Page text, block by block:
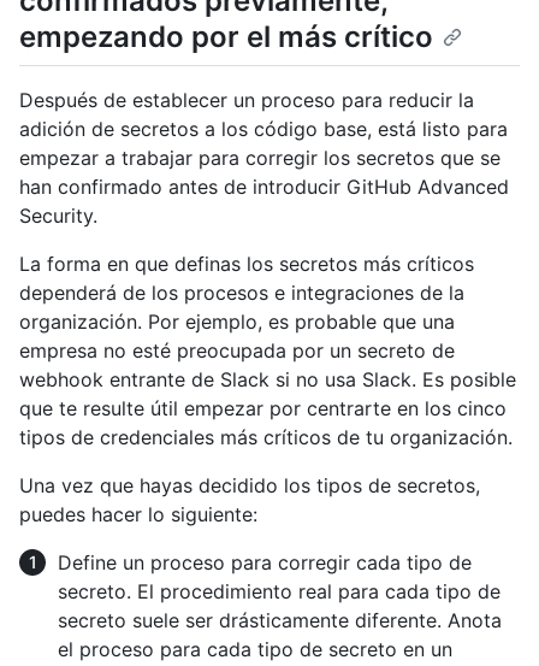
empezando por el más crítico
Después de establecer un proceso para reducir la
adición de secretos a los código base, está listo para
empezar a trabajar para corregir los secretos que se
han confirmado antes de introducir GitHub Advanced
Security.
La forma en que definas los secretos más críticos
dependerá de los procesos e integraciones de la
organización. Por ejemplo, es probable que una
empresa no esté preocupada por un secreto de
webhook entrante de Slack si no usa Slack. Es posible
que te resulte útil empezar por centrarte en los cinco
tipos de credenciales más críticos de tu organización.
Una vez que hayas decidido los tipos de secretos,
puedes hacer lo siguiente:
Define un proceso para corregir cada tipo de
secreto. El procedimiento real para cada tipo de
secreto suele ser drásticamente diferente. Anota
el proceso para cada tipo de secreto en un